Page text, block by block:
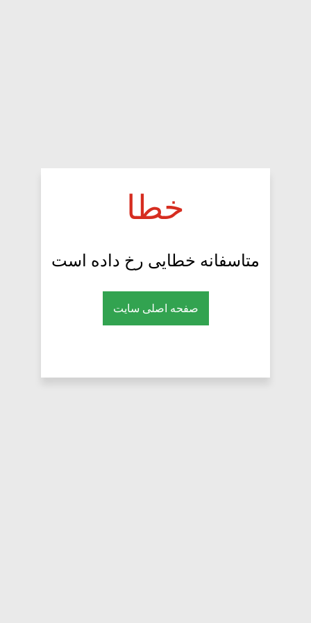
خطا
متاسفانه خطایی رخ داده است
صفحه اصلی سایت